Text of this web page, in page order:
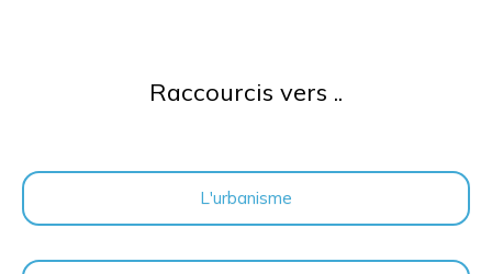
Raccourcis vers ..
L'urbanisme